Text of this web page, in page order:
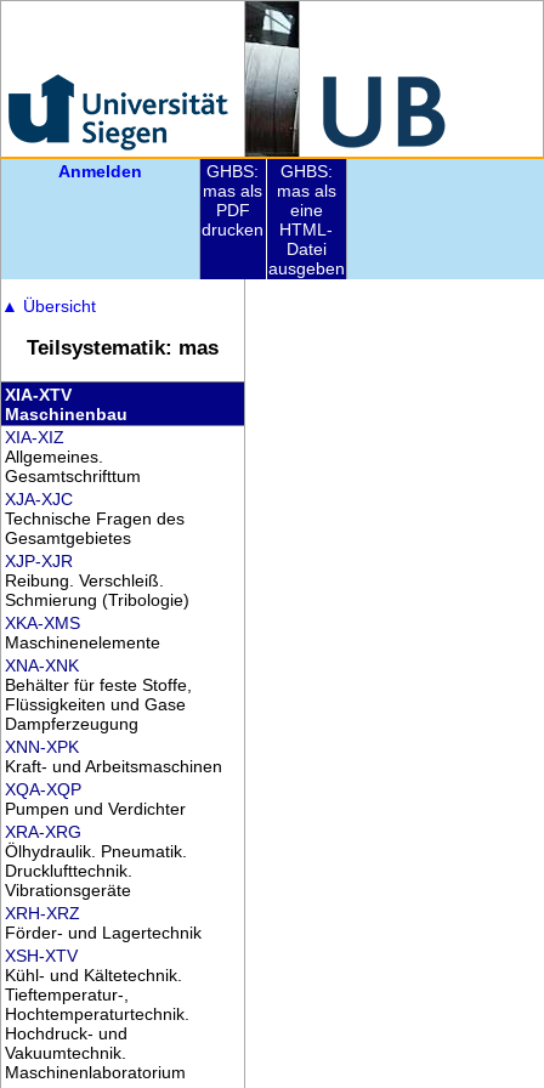
Anmelden
GHBS:
mas als
PDF
drucken
GHBS:
mas als
eine
HTML-
Datei
ausgeben
▲ Übersicht
Teilsystematik: mas
XIA-XTV
Maschinenbau
XIA-XIZ
Allgemeines.
Gesamtschrifttum
XJA-XJC
Technische Fragen des
Gesamtgebietes
XJP-XJR
Reibung. Verschleiß.
Schmierung (Tribologie)
XKA-XMS
Maschinenelemente
XNA-XNK
Behälter für feste Stoffe,
Flüssigkeiten und Gase
Dampferzeugung
XNN-XPK
Kraft- und Arbeitsmaschinen
XQA-XQP
Pumpen und Verdichter
XRA-XRG
Ölhydraulik. Pneumatik.
Drucklufttechnik.
Vibrationsgeräte
XRH-XRZ
Förder- und Lagertechnik
XSH-XTV
Kühl- und Kältetechnik.
Tieftemperatur-,
Hochtemperaturtechnik.
Hochdruck- und
Vakuumtechnik.
Maschinenlaboratorium